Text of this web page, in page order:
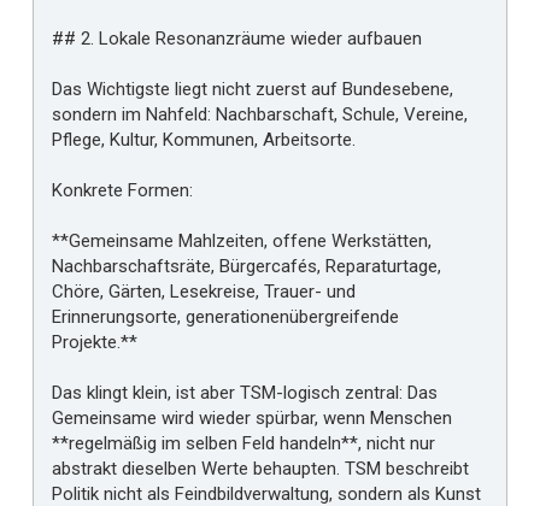
## 2. Lokale Resonanzräume wieder aufbauen
Das Wichtigste liegt nicht zuerst auf Bundesebene,
sondern im Nahfeld: Nachbarschaft, Schule, Vereine,
Pflege, Kultur, Kommunen, Arbeitsorte.
Konkrete Formen:
**Gemeinsame Mahlzeiten, offene Werkstätten,
Nachbarschaftsräte, Bürgercafés, Reparaturtage,
Chöre, Gärten, Lesekreise, Trauer- und
Erinnerungsorte, generationenübergreifende
Projekte.**
Das klingt klein, ist aber TSM-logisch zentral: Das
Gemeinsame wird wieder spürbar, wenn Menschen
**regelmäßig im selben Feld handeln**, nicht nur
abstrakt dieselben Werte behaupten. TSM beschreibt
Politik nicht als Feindbildverwaltung, sondern als Kunst